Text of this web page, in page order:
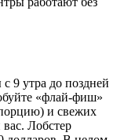
9 утра до поздней
«флай-фиш»
и свежих
Лобстер